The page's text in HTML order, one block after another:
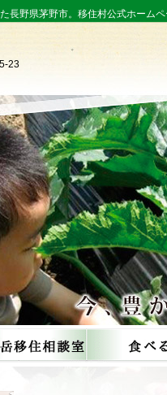
長野県茅野市。移住村公式ホーム
23